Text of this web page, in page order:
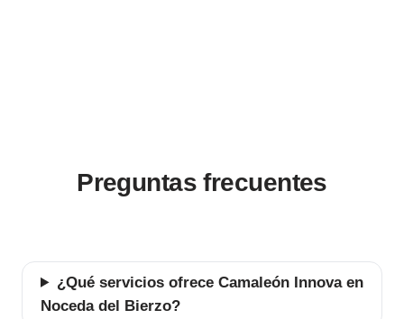
Preguntas frecuentes
¿Qué servicios ofrece Camaleón Innova en
Noceda del Bierzo?